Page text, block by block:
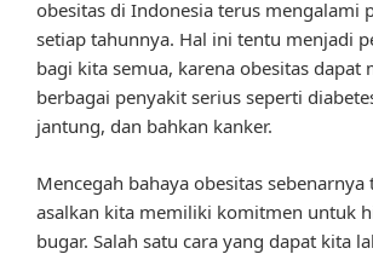
obesitas di Indonesia terus mengalami
setiap tahunnya. Hal ini tentu menjadi
bagi kita semua, karena obesitas dapat
berbagai penyakit serius seperti
jantung, dan bahkan kanker.
Mencegah bahaya obesitas
asalkan kita memiliki komitmen untuk
bugar. Salah satu cara yang dapat kita